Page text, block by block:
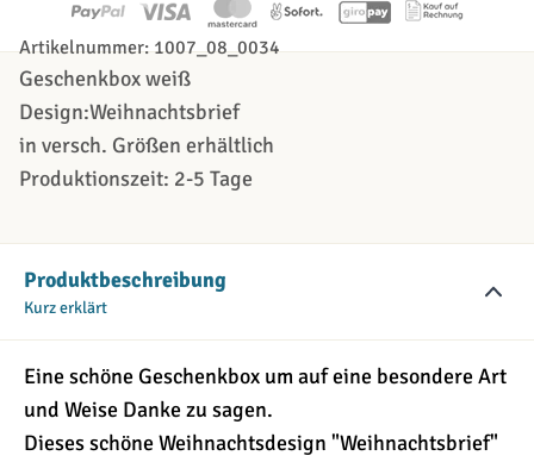
Produktbeschreibung
Kurz erklärt
Eine schöne Geschenkbox um auf eine besondere Art
und Weise Danke zu sagen.
Dieses schöne Weihnachtsdesign "Weihnachtsbrief"
Artikelnummer: 1007_08_0034
Geschenkbox weiß
Design:Weihnachtsbrief
in versch. Größen erhältlich
Produktionszeit: 2-5 Tage